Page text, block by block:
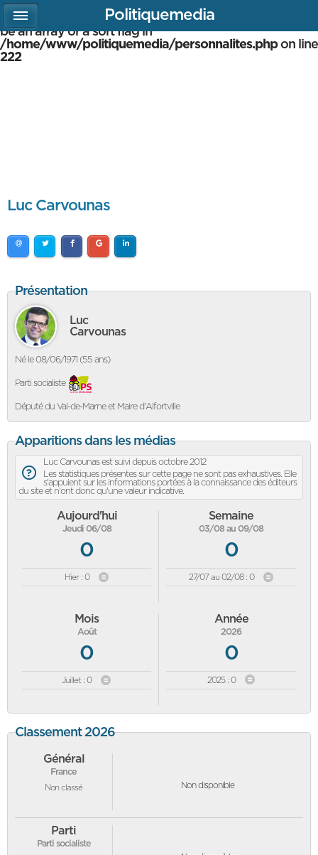
Warning
: array_multisort(): Argument #1 is expected to
be an array or a sort flag in
/home/www/politiquemedia/personnalites.phpon line
222
Luc Carvounas
Présentation
Luc
Carvounas
Né le 08/06/1971 (55 ans)
Parti socialiste
Député du Val-de-Marne et Maire d'Alfortville
Apparitions dans les médias
Luc Carvounas est suivi depuis octobre 2012
Les statistiques présentes sur cette page ne sont pas exhaustives. Elle
s'appuient sur les informations portées à la connaissance des éditeurs
du site et n'ont donc qu'une valeur indicative.
Aujourd'hui
Jeudi 06/08
0
Hier : 0
Semaine
03/08 au 09/08
0
27/07 au 02/08 : 0
Mois
Août
0
Juillet : 0
Année
2026
0
2025 : 0
Classement 2026
Général
France
Non classé Non disponible
Parti
Parti socialiste
Politiquemedia